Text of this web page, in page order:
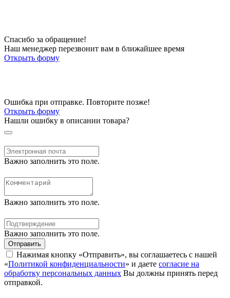
Спасибо за обращение!
Наш менеджер перезвонит вам в ближайшее время
Открыть форму
Ошибка при отправке. Повторите позже!
Открыть форму
Нашли ошибку в описании товара?
Важно заполнить это поле.
Важно заполнить это поле.
Важно заполнить это поле.
Отправить
Нажимая кнопку «Отправить», вы соглашаетесь с нашей
«Политикой конфиденциальности» и даете согласие на
обработку персональных данных Вы должны принять перед
отправкой.